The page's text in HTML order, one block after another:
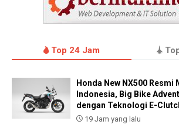
Top 24 Jam
Honda New NX500 Resmi
Indonesia, Big Bike
dengan Teknologi E-
19 Jam yang lalu